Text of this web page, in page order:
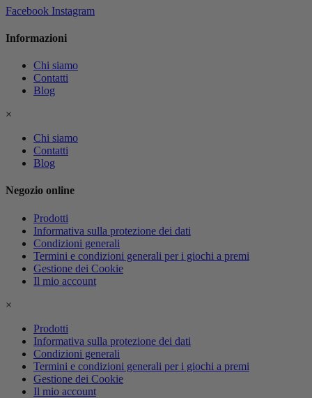
Facebook Instagram
Informazioni
Chi siamo
Contatti
Blog
×
Chi siamo
Contatti
Blog
Negozio online
Prodotti
Informativa sulla protezione dei dati
Condizioni generali
Termini e condizioni generali per i giochi a premi
Gestione dei Cookie
Il mio account
×
Prodotti
Informativa sulla protezione dei dati
Condizioni generali
Termini e condizioni generali per i giochi a premi
Gestione dei Cookie
Il mio account